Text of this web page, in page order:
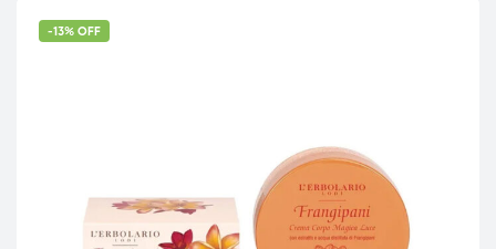
-13% OFF